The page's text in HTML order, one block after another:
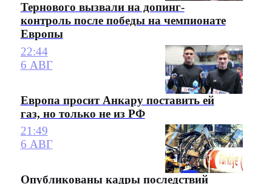
Тернового вызвали на допинг-
контроль после победы на чемпионате
Европы
22:44
6 АВГ
Европа просит Анкару поставить ей
газ, но только не из РФ
21:49
6 АВГ
Опубликованы кадры последствий